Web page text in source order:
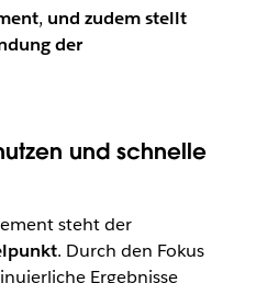
, und zudem stellt
der
und schnelle
steht der
. Durch den Fokus
Ergebnisse